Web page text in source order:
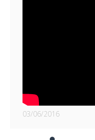
03/06/2016